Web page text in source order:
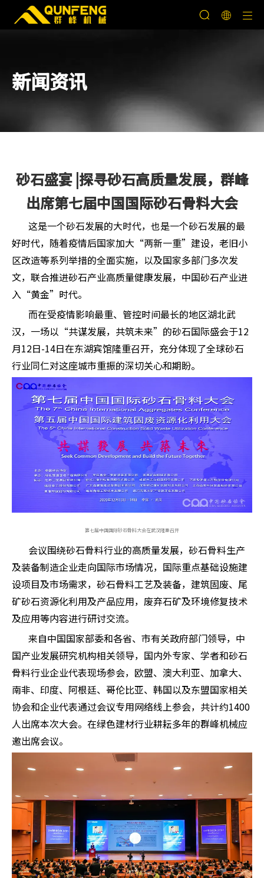
新闻资讯
砂石盛宴 |探寻砂石高质量发展，群峰
出席第七届中国国际砂石骨料大会
这是一个砂石发展的大时代，也是一个砂石发展的最
好时代，随着疫情后国家加大“两新一重”建设，老旧小
区改造等系列举措的全面实施，以及国家多部门多次发
文，联合推进砂石产业高质量健康发展，中国砂石产业进
入“黄金”时代。
而在受疫情影响最重、管控时间最长的地区湖北武
汉，一场以“共谋发展，共筑未来”的砂石国际盛会于12
月12日-14日在东湖宾馆隆重召开，充分体现了全球砂石
行业同仁对这座城市重振的深切关心和期盼。
第七届中国国际砂石骨料大会在武汉隆重召开
会议围绕砂石骨料行业的高质量发展，砂石骨料生产
及装备制造企业走向国际市场情况，国际重点基础设施建
设项目及市场需求，砂石骨料工艺及装备，建筑固废、尾
矿砂石资源化利用及产品应用，废弃石矿及环境修复技术
及应用等内容进行研讨交流。
来自中国国家部委和各省、市有关政府部门领导，中
国产业发展研究机构相关领导，国内外专家、学者和砂石
骨料行业企业代表现场参会，欧盟、澳大利亚、加拿大、
南非、印度、阿根廷、哥伦比亚、韩国以及东盟国家相关
协会和企业代表通过会议专用网络线上参会，共计约1400
人出席本次大会。在绿色建材行业耕耘多年的群峰机械应
邀出席会议。